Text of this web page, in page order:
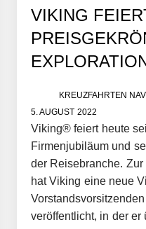
VIKING
KREUZFAHRTEN
5. AUGUST 2022
Viking® feiert heute
Firmenjubiläum und
der Reisebranche.
hat Viking eine neue
veröffentlicht, in der er